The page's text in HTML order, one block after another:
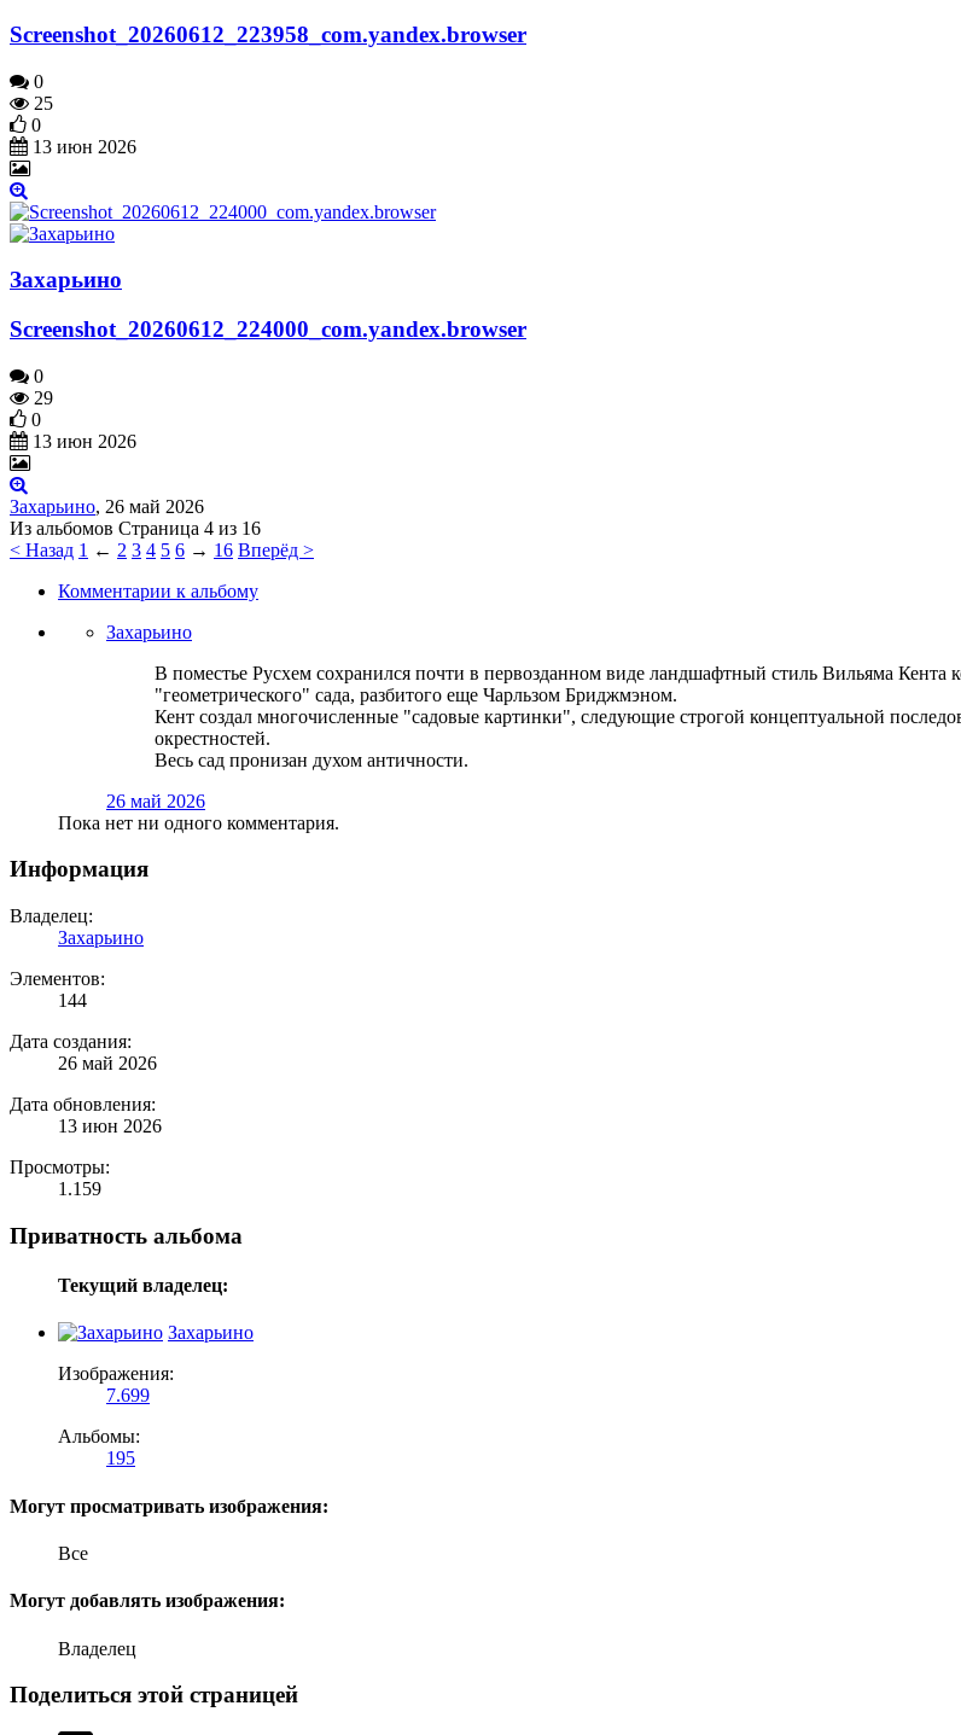
Screenshot_20260612_223958_com.yandex.browser
0
25
0
13 июн 2026
Захарьино
Screenshot_20260612_224000_com.yandex.browser
0
29
0
13 июн 2026
Захарьино, 26 май 2026
Страница 4 из 16
< Назад 1 ← 2 3 4 5 6 → 16 Вперёд >
Комментарии к альбому
Захарьино
В поместье Русхем сохранился почти в первозданном виде ландшафтный стиль Вильяма Кента
"геометрического" сада, разбитого еще Чарльзом Бриджмэном.
Кент создал многочисленные "садовые картинки", следующие строгой концептуальной
окрестностей.
Весь сад пронизан духом античности.
26 май 2026
Пока нет ни одного комментария.
Информация
Владелец:
Захарьино
Элементов:
144
Дата создания:
26 май 2026
Дата обновления:
13 июн 2026
Просмотры:
1.159
Приватность альбома
Текущий владелец:
Захарьино
Изображения:
7.699
Альбомы:
195
Могут просматривать изображения:
Все
Могут добавлять изображения:
Владелец
Поделиться этой страницей